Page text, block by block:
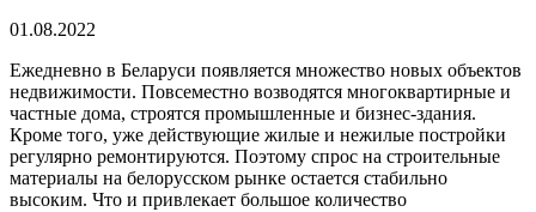
01.08.2022
Ежедневно в Беларуси появляется множество новых объектов
недвижимости. Повсеместно возводятся многоквартирные и
частные дома, строятся промышленные и бизнес-здания.
Кроме того, уже действующие жилые и нежилые постройки
регулярно ремонтируются. Поэтому спрос на строительные
материалы на белорусском рынке остается стабильно
высоким. Что и привлекает большое количество